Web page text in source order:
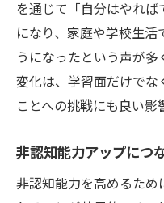
を通じて「自分はやれ
になり、家庭や学校生
うになったという声が
変化は、学習面だけで
ことへの挑戦にも良い影
非認知能力アップにつ
非認知能力を高めるた